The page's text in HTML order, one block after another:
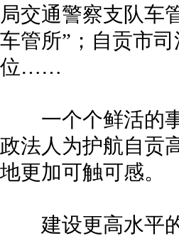
局交通警察支队车
车管所”；自贡市
位……
一个个鲜活的事
政法人为护航自贡
地更加可触可感。
建设更高水平的